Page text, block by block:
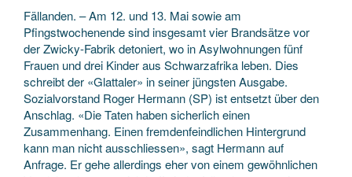
Fällanden. – Am 12. und 13. Mai sowie am
Pfingstwochenendesind insgesamt vier Brandsätze vor
der Zwicky-Fabrik detoniert, wo in Asylwohnungen fünf
Frauen und drei Kinder aus Schwarzafrika leben. Dies
schreibt der «Glattaler» in seiner jüngsten Ausgabe.
Sozialvorstand Roger Hermann (SP) ist entsetzt über den
Anschlag. «Die Taten haben sicherlich einen
Zusammenhang. Einen fremdenfeindlichen Hintergrund
kann man nicht ausschliessen», sagt Hermann auf
Anfrage. Er gehe allerdings eher von einem gewöhnlichen